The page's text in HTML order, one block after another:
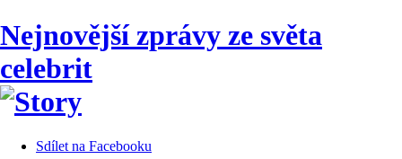
Nejnovější zprávy ze světa
celebrit
Sdílet na Facebooku